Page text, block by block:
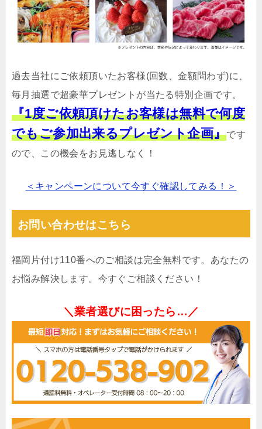
過去当社にご依頼頂いたお客様(回数、金額問わず)に、
毎月抽選で超豪華プレゼントが当たる特別企画です。
『1度ご依頼頂けたお客様は無料で何度
でもご参加出来るプレゼント企画』です
ので、この機会をお見逃しなく！
＜キャンペーンについて今すぐ確認してみる！＞
お問い合わせはこちら
福岡片付け110番へのご相談は完全無料です。あなたの
お悩み解決します。今すぐご相談ください！
＼業者選びに困ったら…／